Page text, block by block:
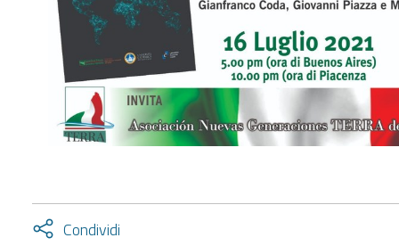
Condividi
Attiva